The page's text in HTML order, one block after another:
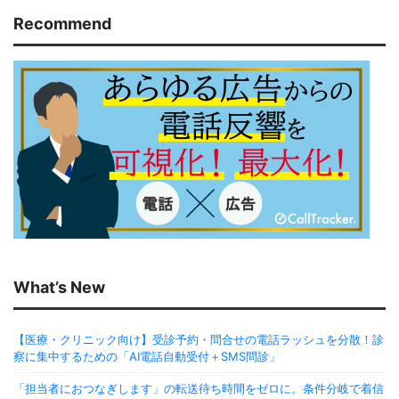
Recommend
What’s New
【医療・クリニック向け】受診予約・問合せの電話ラッシュを分散！診
察に集中するための「AI電話自動受付＋SMS問診」
「担当者におつなぎします」の転送待ち時間をゼロに。条件分岐で着信